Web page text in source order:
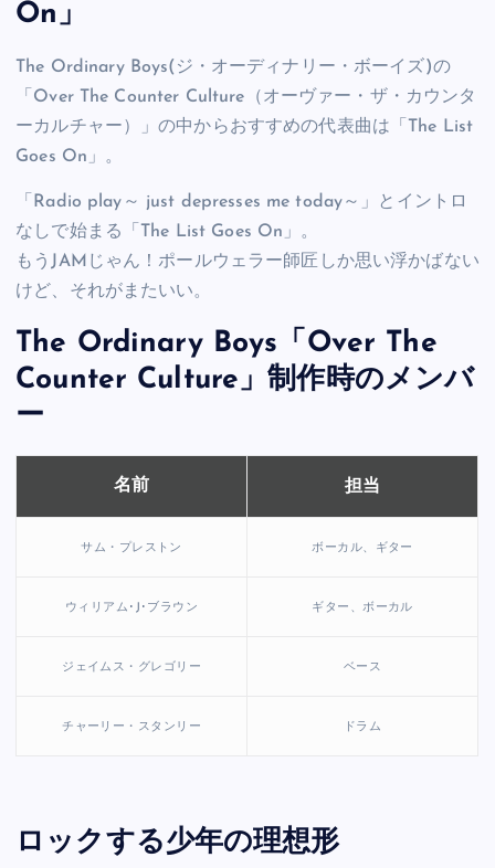
On」
The Ordinary Boys(ジ・オーディナリー・ボーイズ)の
「Over The Counter Culture（オーヴァー・ザ・カウンタ
ーカルチャー）」の中からおすすめの代表曲は「The List
Goes On」。
「Radio play～ just depresses me today～」とイントロ
なしで始まる「The List Goes On」。
もうJAMじゃん！ポールウェラー師匠しか思い浮かばない
けど、それがまたいい。
The Ordinary Boys「Over The
Counter Culture」制作時のメンバ
ー
名前 担当
サム・プレストン ボーカル、ギター
ウィリアム･J･ブラウン ギター、ボーカル
ジェイムス・グレゴリー ベース
チャーリー・スタンリー ドラム
ロックする少年の理想形